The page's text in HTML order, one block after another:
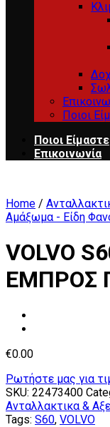
Ποιοι
Ποιοι Είμαστε
Επικοινωνία
Home /
Αμάξωμα - Είδη
VOLVO
ΕΜΠΡΟΣ
€0.00
Ρωτήστε μας για
SKU: 22473400
Ανταλλακτικα &
Tags: S60, VOLVO